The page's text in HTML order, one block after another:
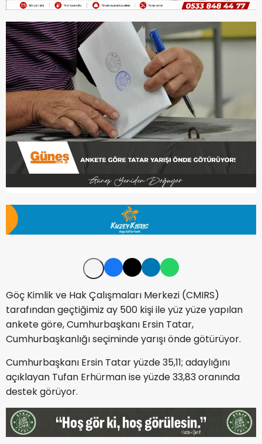
Göç Kimlik ve Hak Çalışmaları Merkezi (CMIRS)
tarafından geçtiğimiz ay 500 kişi ile yüz yüze yapılan
ankete göre, Cumhurbaşkanı Ersin Tatar,
Cumhurbaşkanlığı seçiminde yarışı önde götürüyor.
Cumhurbaşkanı Ersin Tatar yüzde 35,11; adaylığını
açıklayan Tufan Erhürman ise yüzde 33,83 oranında
destek görüyor.